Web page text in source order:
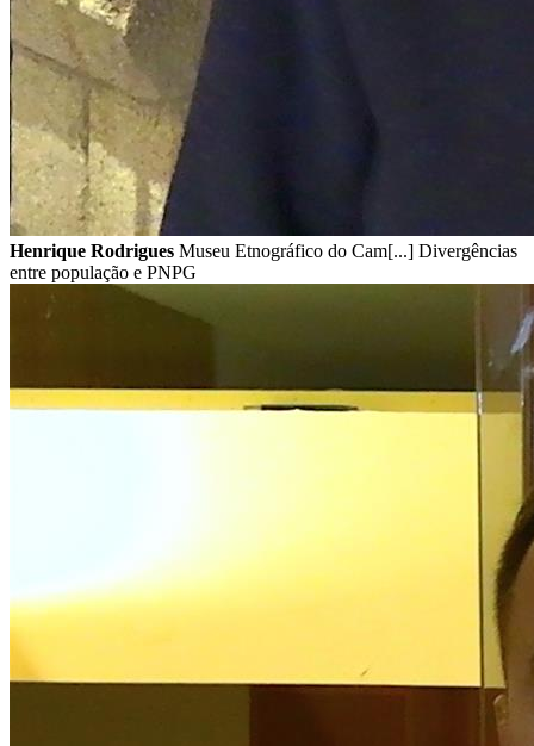
Henrique Rodrigues Museu Etnográfico do Cam[...] Divergências
entre população e PNPG